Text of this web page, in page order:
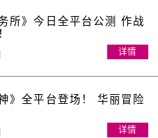
所》今日全平台公测 作战
详情
》全平台登场！ 华丽冒险
详情